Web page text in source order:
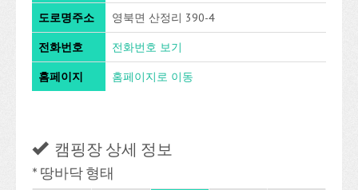
도로명주소 영북면 산정리 390-4
전화번호 전화번호 보기
홈페이지 홈페이지로 이동
캠핑장 상세 정보
* 땅바닥 형태